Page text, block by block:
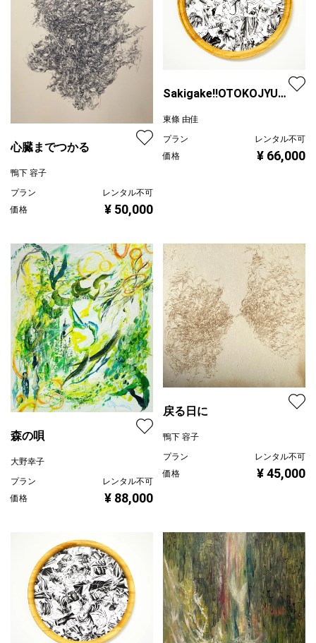
心臓までつかる
鴨下 容子
プラン
レンタル不可
価格
¥ 50,000
Sakigake!!OTOKOJYUKU
東條 由佳
プラン
レンタル不可
価格
¥ 66,000
森の唄
大野幸子
プラン
レンタル不可
価格
¥ 88,000
戻る日に
鴨下 容子
プラン
レンタル不可
価格
¥ 45,000